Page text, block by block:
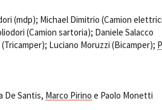
(mdp); Michael Dimitrio (Camion
(Camion sartoria); Daniele Salacco
Luciano Moruzzi (Bicamper);
De Santis, Marco Pirino e Paolo Monetti